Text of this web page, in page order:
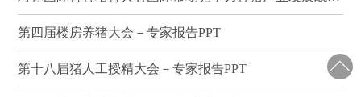
第四届楼房养猪大会－专家报告PPT
第十八届猪人工授精大会－专家报告PPT